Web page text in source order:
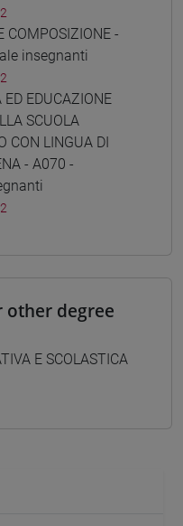
COMPOSIZIONE -
insegnanti
ED EDUCAZIONE
SCUOLA
CON LINGUA DI
- A070 -
other degree
E SCOLASTICA